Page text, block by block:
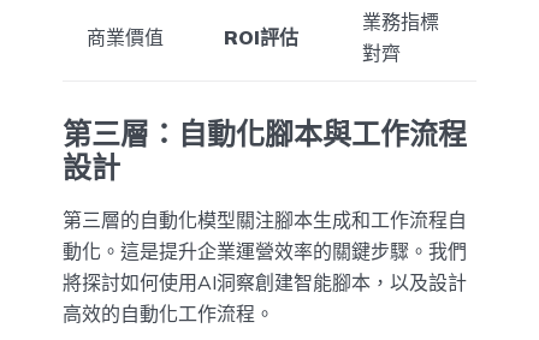
商業價值 ROI評估
業務指標
對齊
第三層：自動化腳本與工作流程
設計
第三層的自動化模型關注腳本生成和工作流程自
動化。這是提升企業運營效率的關鍵步驟。我們
將探討如何使用AI洞察創建智能腳本，以及設計
高效的自動化工作流程。